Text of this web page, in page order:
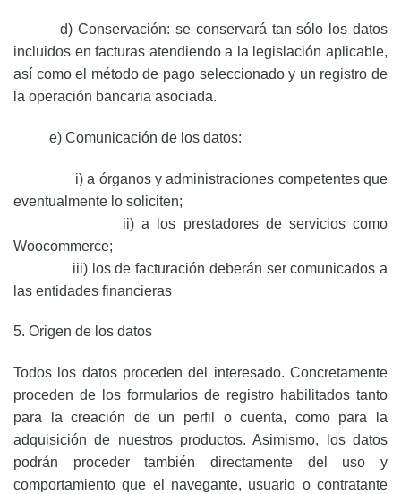
d) Conservación: se conservará tan sólo los datos
incluidos en facturas atendiendo a la legislación aplicable,
así como el método de pago seleccionado y un registro de
la operación bancaria asociada.
e) Comunicación de los datos:
i) a órganos y administraciones competentes que
eventualmente lo soliciten;
ii) a los prestadores de servicios como
Woocommerce;
iii) los de facturación deberán ser comunicados a
las entidades financieras
5. Origen de los datos
Todos los datos proceden del interesado. Concretamente
proceden de los formularios de registro habilitados tanto
para la creación de un perfil o cuenta, como para la
adquisición de nuestros productos. Asimismo, los datos
podrán proceder también directamente del uso y
comportamiento que el navegante, usuario o contratante